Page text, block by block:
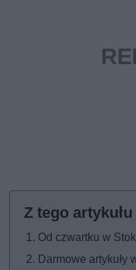
Od czwartku w
Darmowe artykuły